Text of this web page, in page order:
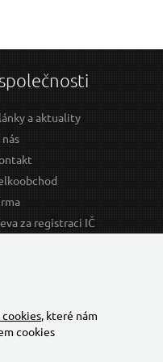
a aktuality
nás
za registraci IČ
, které nám
cookies